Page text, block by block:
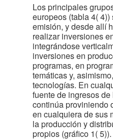
Los principales
europeos (tabla 4( 4))
emisión, y desde allí
realizar inversiones
integrándose
inversiones en
programas, en
temáticas y,
tecnologías. En
fuente de ingresos
continúa proviniendo
en cualquiera de sus
la producción y
propios (gráfico 1( 5)).